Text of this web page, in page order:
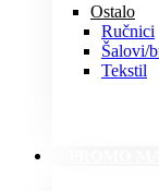
Ostalo
Ručnici
Šalovi/
Tekstil